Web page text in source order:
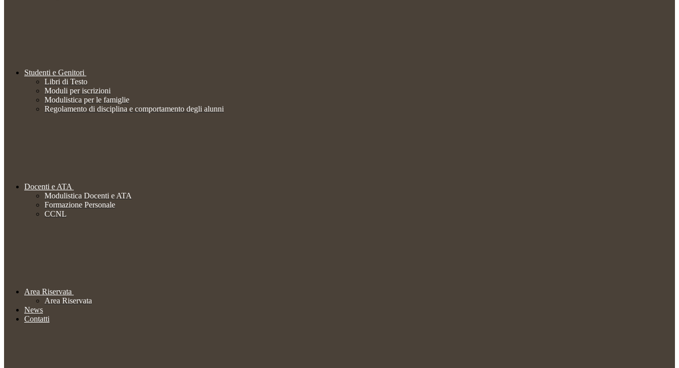
Studenti e Genitori
Libri di Testo
Moduli per iscrizioni
Modulistica per le famiglie
Regolamento di disciplina e comportamento degli alunni
Docenti e ATA
Modulistica Docenti e ATA
Formazione Personale
CCNL
Area Riservata
Area Riservata
News
Contatti